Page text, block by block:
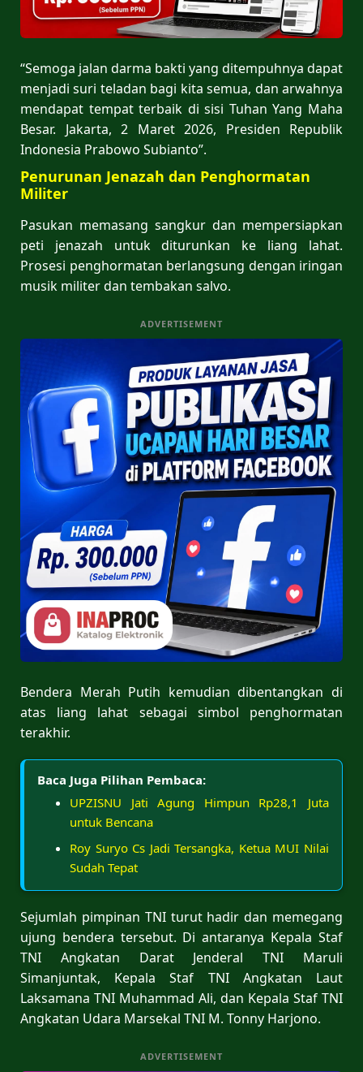
“Semoga jalan darma bakti yang ditempuhnya dapat
menjadi suri teladan bagi kita semua, dan arwahnya
mendapat tempat terbaik di sisi Tuhan Yang Maha
Besar. Jakarta, 2 Maret 2026, Presiden Republik
Indonesia Prabowo Subianto”.
Penurunan Jenazah dan Penghormatan
Militer
Pasukan memasang sangkur dan mempersiapkan
peti jenazah untuk diturunkan ke liang lahat.
Prosesi penghormatan berlangsung dengan iringan
musik militer dan tembakan salvo.
ADVERTISEMENT
Bendera Merah Putih kemudian dibentangkan di
atas liang lahat sebagai simbol penghormatan
terakhir.
Baca Juga Pilihan Pembaca:
UPZISNU Jati Agung Himpun Rp28,1 Juta
untuk Bencana
Roy Suryo Cs Jadi Tersangka, Ketua MUI Nilai
Sudah Tepat
Sejumlah pimpinan TNI turut hadir dan memegang
ujung bendera tersebut. Di antaranya Kepala Staf
TNI Angkatan Darat Jenderal TNI Maruli
Simanjuntak, Kepala Staf TNI Angkatan Laut
Laksamana TNI Muhammad Ali, dan Kepala Staf TNI
Angkatan Udara Marsekal TNI M. Tonny Harjono.
ADVERTISEMENT